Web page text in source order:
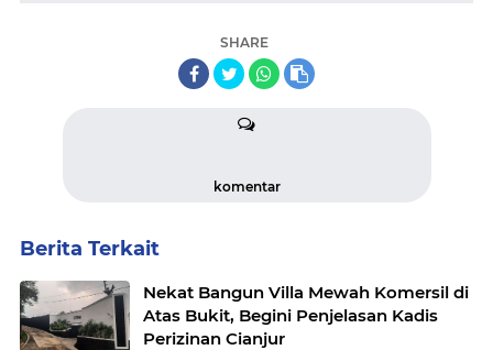
SHARE
komentar
Berita Terkait
Nekat Bangun Villa Mewah Komersil di
Atas Bukit, Begini Penjelasan Kadis
Perizinan Cianjur